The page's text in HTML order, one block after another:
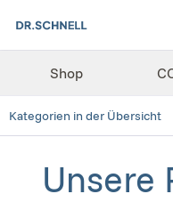
Shop
Kategorien in der Übersicht
Unsere